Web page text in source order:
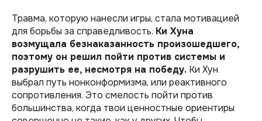
Травма, которую нанесли игры, стала мотивацией
для борьбы за справедливость. Ки Хуна
возмущала безнаказанность произошедшего,
поэтому он решил пойти против системы и
разрушить ее, несмотря на победу. Ки Хун
выбрал путь нонконформизма, или реактивного
сопротивления. Это смелость пойти против
большинства, когда твои ценностные ориентиры